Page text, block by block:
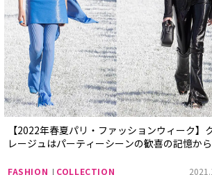
【2022年春夏パリ・ファッションウィーク】
レージュはパーティーシーンの歓喜の記憶から
FASHION COLLECTION